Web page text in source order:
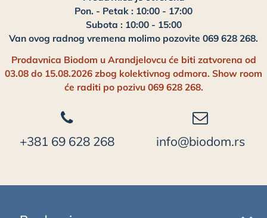
Pon. - Petak : 10:00 - 17:00
Subota : 10:00 - 15:00
Van ovog radnog vremena molimo pozovite 069 628 268.
Prodavnica Biodom u Arandjelovcu će biti zatvorena od
03.08 do 15.08.2026 zbog kolektivnog odmora. Show room
će raditi po pozivu 069 628 268.
+381 69 628 268 info@biodom.rs